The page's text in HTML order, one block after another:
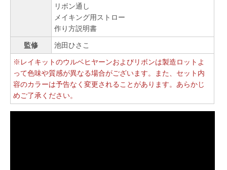
リボン通し
メイキング用ストロー
作り方説明書
監修 池田ひさこ
※レイキットのウルベヒヤーンおよびリボンは製造ロットよ
って色味や質感が異なる場合がございます。また、セット内
容のカラーは予告なく変更されることがあります。あらかじ
めご了承ください。